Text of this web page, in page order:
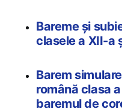
Bareme și
clasele a XII-a
Barem
română clasa
baremul de